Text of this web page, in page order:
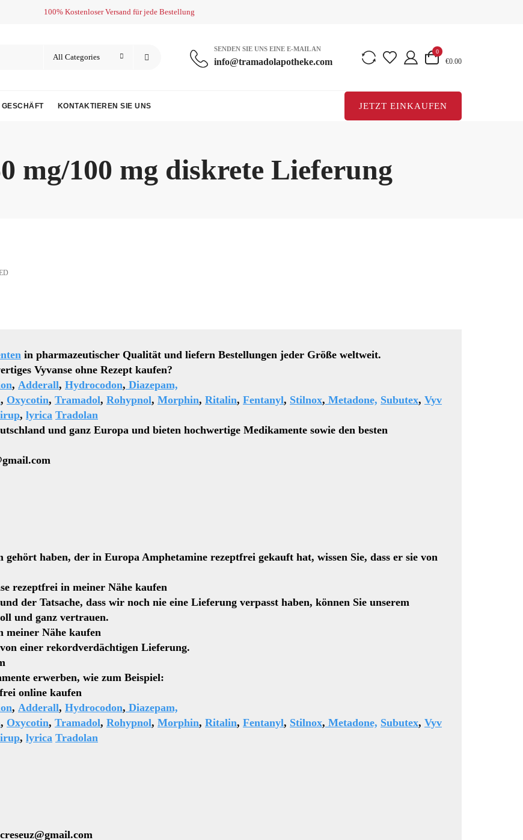
100% Kostenloser Versand für jede Bestellung
SENDEN SIE UNS EINE E-MAIL AN
info@tramadolapotheke.com
0
€0.00
GESCHÄFT KONTAKTIEREN SIE UNS JETZT EINKAUFEN
mg/100 mg diskrete Lieferung
in pharmazeutischer Qualität und liefern Bestellungen jeder Größe weltweit.
ohne Rezept kaufen?
, Adderall, Hydrocodon, Diazepam,
, Oxycotin, Tramadol, Rohypnol, Morphin, Ritalin, Fentanyl, Stilnox, Metadone, Subutex, Vyv
, lyrica Tradolan
und ganz Europa und bieten hochwertige Medikamente sowie den besten
gehört haben, der in Europa Amphetamine rezeptfrei gekauft hat, wissen Sie, dass er sie von
in meiner Nähe kaufen
der Tatsache, dass wir noch nie eine Lieferung verpasst haben, können Sie unserem
und ganz vertrauen.
Nähe kaufen
einer rekordverdächtigen Lieferung.
erwerben, wie zum Beispiel:
kaufen
, Adderall, Hydrocodon, Diazepam,
, Oxycotin, Tramadol, Rohypnol, Morphin, Ritalin, Fentanyl, Stilnox, Metadone, Subutex, Vyv
, lyrica Tradolan